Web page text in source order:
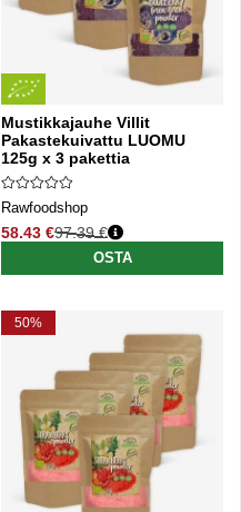
Mustikkajauhe Villit
Pakastekuivattu LUOMU
125g x 3 pakettia
Rawfoodshop
58.43 €
Normaali hinta
97.39 €
OSTA
50%